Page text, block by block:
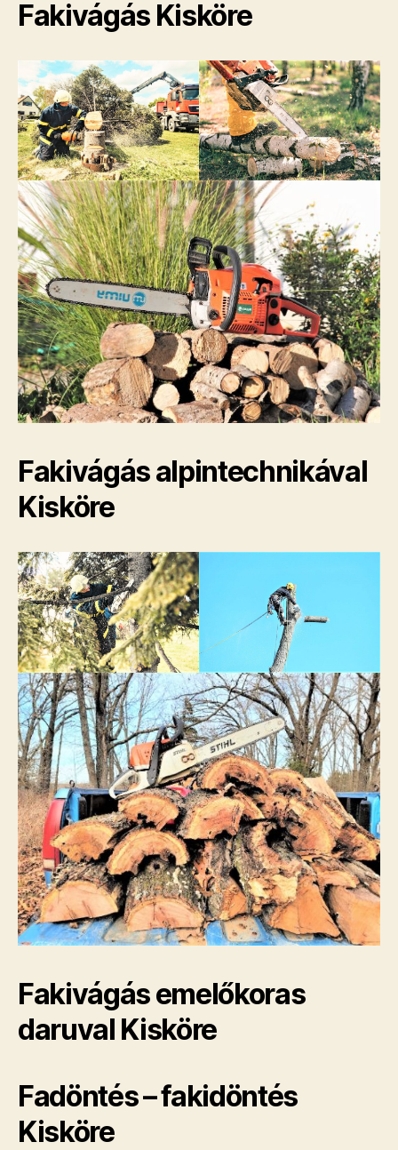
Fakivágás Kisköre
Fakivágás alpintechnikával
Kisköre
Fakivágás emelőkoras
daruval Kisköre
Fadöntés – fakidöntés
Kisköre